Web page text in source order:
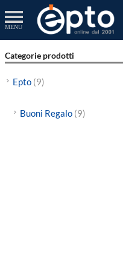
MENU
Categorie prodotti
Epto (9)
Buoni Regalo (9)